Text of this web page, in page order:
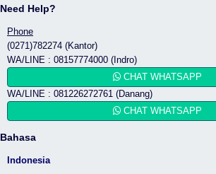
Need Help?
Phone
(0271)782274 (Kantor)
WA/LINE : 08157774000 (Indro)
CHAT WHATSAPP
WA/LINE : 081226272761 (Danang)
CHAT WHATSAPP
Bahasa
Indonesia